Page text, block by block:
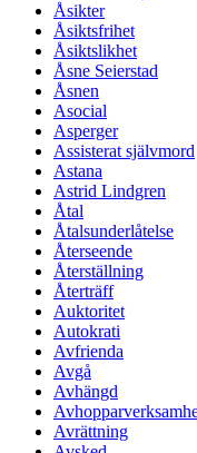
Åsikter
Åsiktsfrihet
Åsiktslikhet
Åsne Seierstad
Åsnen
Asocial
Asperger
Assisterat självmord
Astana
Astrid Lindgren
Åtal
Åtalsunderlåtelse
Återseende
Återställning
Återträff
Auktoritet
Autokrati
Avfrienda
Avgå
Avhängd
Avrättning